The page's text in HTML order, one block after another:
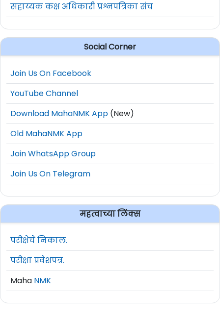
सहाय्यक कक्ष अधिकारी प्रश्नपत्रिका संच
Social Corner
Join Us On Facebook
YouTube Channel
Download MahaNMK App (New)
Old MahaNMK App
Join WhatsApp Group
Join Us On Telegram
महत्वाच्या लिंक्स
परीक्षेचे निकाल.
परीक्षा प्रवेशपत्र.
Maha NMK